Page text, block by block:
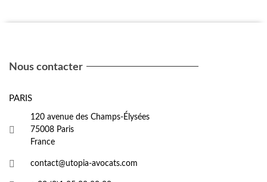
Nous contacter
PARIS
120 avenue des Champs-Élysées
75008 Paris
France
contact@utopia-avocats.com